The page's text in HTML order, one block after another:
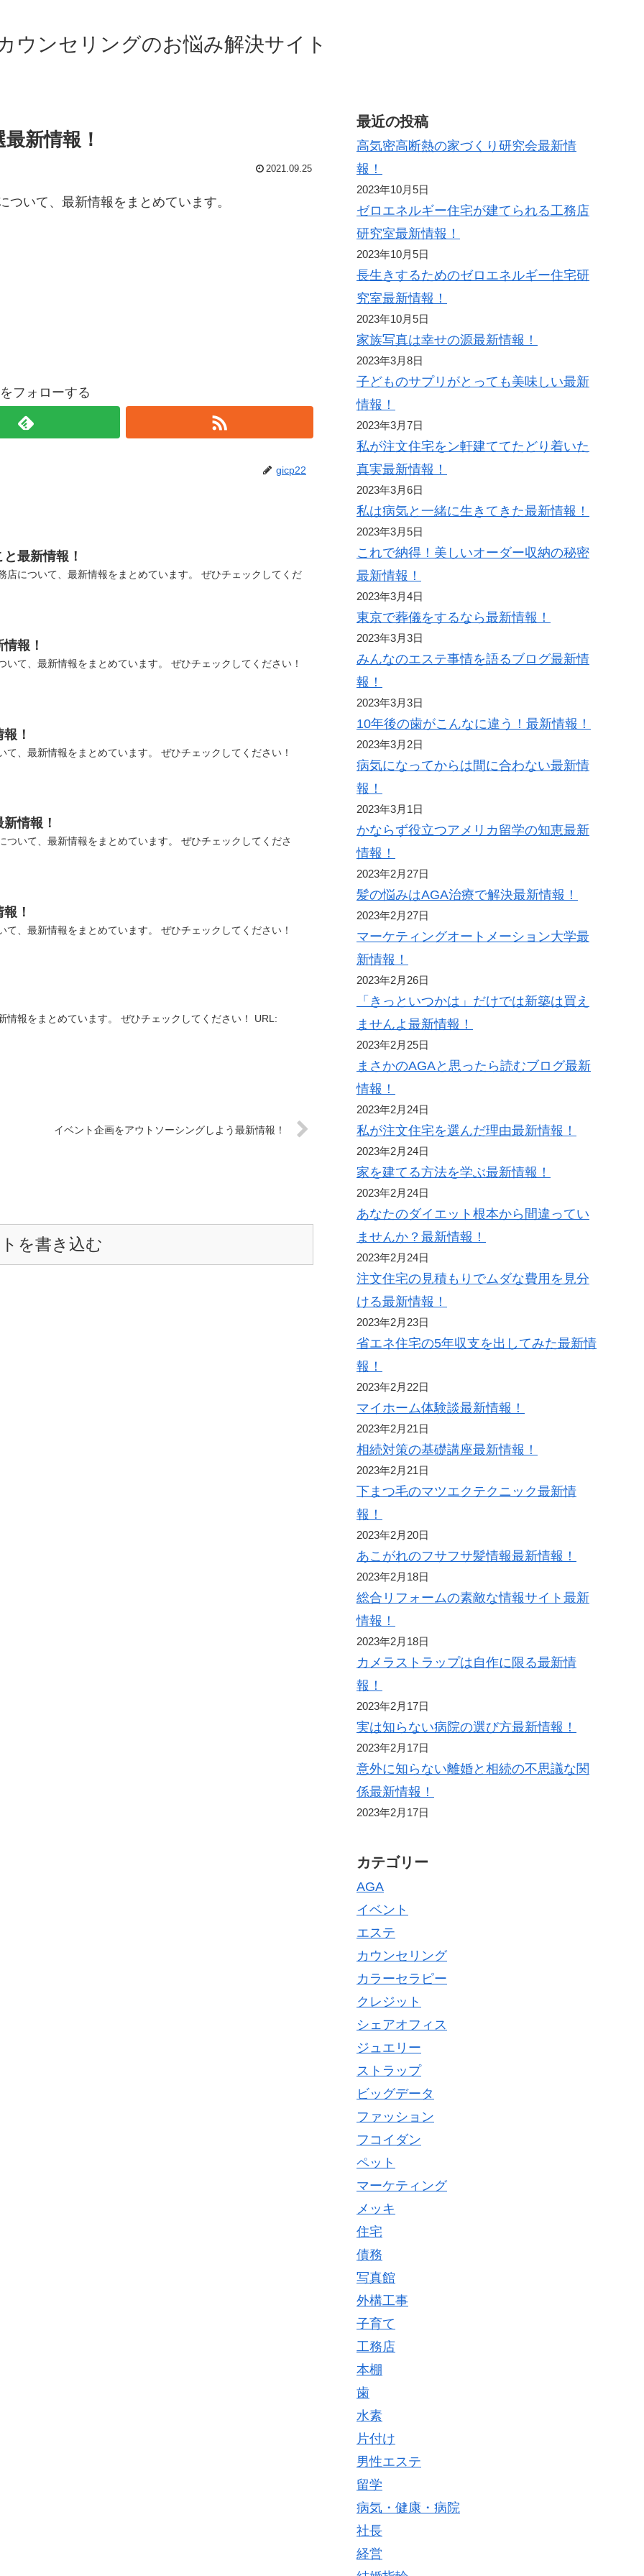
ウンセリングのお悩み解決サイト
新情報！
2021.09.25
ついて、最新情報をまとめています。
フォローする
gicp22
最新情報！
店について、最新情報をまとめています。 ぜひチェックしてくだ
報！
いて、最新情報をまとめています。 ぜひチェックしてください！
！
て、最新情報をまとめています。 ぜひチェックしてください！
情報！
ついて、最新情報をまとめています。 ぜひチェックしてくださ
！
て、最新情報をまとめています。 ぜひチェックしてください！
情報をまとめています。 ぜひチェックしてください！ URL:
イベント企画をアウトソーシングしよう最新情報！
を書き込む
最近の投稿
高気密高断熱の家づくり研究会最新情
報！
2023年10月5日
ゼロエネルギー住宅が建てられる工務店
研究室最新情報！
2023年10月5日
長生きするためのゼロエネルギー住宅研
究室最新情報！
2023年10月5日
家族写真は幸せの源最新情報！
2023年3月8日
子どものサプリがとっても美味しい最新
情報！
2023年3月7日
私が注文住宅をン軒建ててたどり着いた
真実最新情報！
2023年3月6日
私は病気と一緒に生きてきた最新情報！
2023年3月5日
これで納得！美しいオーダー収納の秘密
最新情報！
2023年3月4日
東京で葬儀をするなら最新情報！
2023年3月3日
みんなのエステ事情を語るブログ最新情
報！
2023年3月3日
10年後の歯がこんなに違う！最新情報！
2023年3月2日
病気になってからは間に合わない最新情
報！
2023年3月1日
かならず役立つアメリカ留学の知恵最新
情報！
2023年2月27日
髪の悩みはAGA治療で解決最新情報！
2023年2月27日
マーケティングオートメーション大学最
新情報！
2023年2月26日
「きっといつかは」だけでは新築は買え
ませんよ最新情報！
2023年2月25日
まさかのAGAと思ったら読むブログ最新
情報！
2023年2月24日
私が注文住宅を選んだ理由最新情報！
2023年2月24日
家を建てる方法を学ぶ最新情報！
2023年2月24日
あなたのダイエット根本から間違ってい
ませんか？最新情報！
2023年2月24日
注文住宅の見積もりでムダな費用を見分
ける最新情報！
2023年2月23日
省エネ住宅の5年収支を出してみた最新情
報！
2023年2月22日
マイホーム体験談最新情報！
2023年2月21日
相続対策の基礎講座最新情報！
2023年2月21日
下まつ毛のマツエクテクニック最新情
報！
2023年2月20日
あこがれのフサフサ髪情報最新情報！
2023年2月18日
総合リフォームの素敵な情報サイト最新
情報！
2023年2月18日
カメラストラップは自作に限る最新情
報！
2023年2月17日
実は知らない病院の選び方最新情報！
2023年2月17日
意外に知らない離婚と相続の不思議な関
係最新情報！
2023年2月17日
カテゴリー
AGA
イベント
エステ
カウンセリング
カラーセラピー
クレジット
シェアオフィス
ジュエリー
ストラップ
ビッグデータ
ファッション
フコイダン
ペット
マーケティング
メッキ
住宅
債務
写真館
外構工事
子育て
工務店
本棚
歯
水素
片付け
男性エステ
留学
病気・健康・病院
社長
経営